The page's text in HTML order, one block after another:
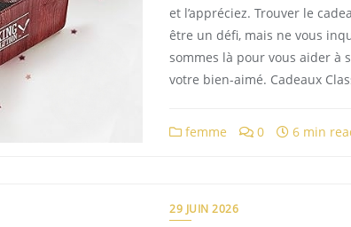
et l’appréciez. Trouver le
être un défi, mais ne vous
sommes là pour vous aider à
votre bien-aimé. Cadeaux
femme 0 6 min
29 JUIN 2026